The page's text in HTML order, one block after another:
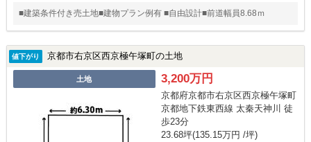
■建築条件付き売土地■建物プラン例有 ■自由設計■前道幅員8.68ｍ
値下がり 京都市右京区西京極午塚町の土地
土地 3,200万円
京都府京都市右京区西京極午塚町
京都地下鉄東西線 太秦天神川 徒
歩23分
23.68坪(135.15万円 /坪)